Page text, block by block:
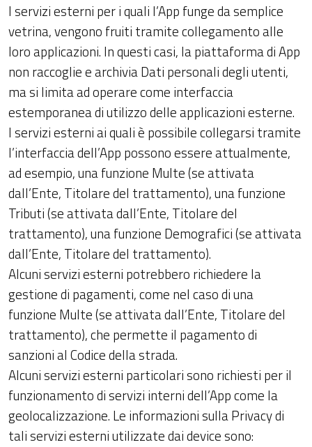
I servizi esterni per i quali l’App funge da semplice
vetrina, vengono fruiti tramite collegamento alle
loro applicazioni. In questi casi, la piattaforma di App
non raccoglie e archivia Dati personali degli utenti,
ma si limita ad operare come interfaccia
estemporanea di utilizzo delle applicazioni esterne.
I servizi esterni ai quali è possibile collegarsi tramite
l’interfaccia dell’App possono essere attualmente,
ad esempio, una funzione Multe (se attivata
dall’Ente, Titolare del trattamento), una funzione
Tributi (se attivata dall’Ente, Titolare del
trattamento), una funzione Demografici (se attivata
dall’Ente, Titolare del trattamento).
Alcuni servizi esterni potrebbero richiedere la
gestione di pagamenti, come nel caso di una
funzione Multe (se attivata dall’Ente, Titolare del
trattamento), che permette il pagamento di
sanzioni al Codice della strada.
Alcuni servizi esterni particolari sono richiesti per il
funzionamento di servizi interni dell’App come la
geolocalizzazione. Le informazioni sulla Privacy di
tali servizi esterni utilizzate dai device sono: